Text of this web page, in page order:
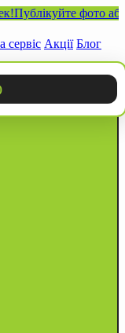
фото або
сервіс Акції Блог